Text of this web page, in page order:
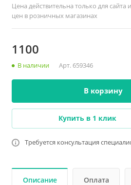
Цена действительна только для сайта
цен в розничных магазинах
1100
В наличии Арт. 659346
В корзину
Купить в 1 клик
Требуется консультация
Описание Оплата